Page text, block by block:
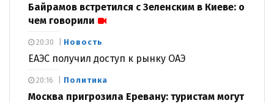
Байрамов встретился с Зеленским в Киеве: о
чем говорили
Новость
ЕАЭС получил доступ к рынку ОАЭ
20:30
Политика
Москва пригрозила Еревану: туристам могут
20:16